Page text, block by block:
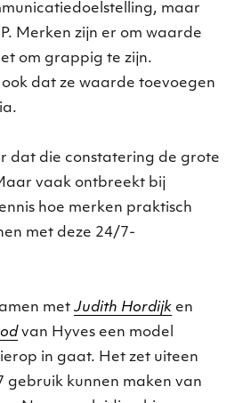
maar
Merken zijn er om waarde
om grappig te zijn.
ook dat ze waarde toevoegen
dat die constatering de grote
vaak ontbreekt bij
hoe merken praktisch
met deze 24/7-
metJudith Hordijk en
van Hyves een model
in gaat. Het zet uiteen
gebruik kunnen maken van